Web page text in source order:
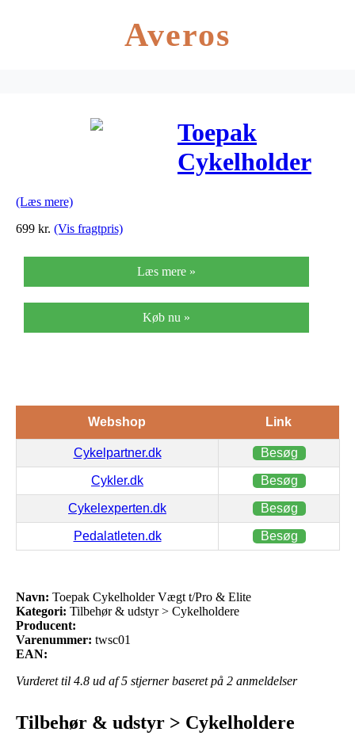
Averos
Toepak
Cykelholder
(Læs mere)
699 kr. (Vis fragtpris)
Læs mere »
Køb nu »
Webshop Link
Cykelpartner.dk Besøg
Cykler.dk Besøg
Cykelexperten.dk Besøg
Pedalatleten.dk Besøg
Navn: Toepak Cykelholder Vægt t/Pro & Elite
Kategori: Tilbehør & udstyr > Cykelholdere
Producent:
Varenummer: twsc01
EAN:
Vurderet til 4.8 ud af 5 stjerner baseret på 2 anmeldelser
Tilbehør & udstyr > Cykelholdere